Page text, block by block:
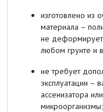
изготовлено из
материала –
не
любом грунте и
не требует
эксплуатации –
ассенизатора
микроорганизмы;